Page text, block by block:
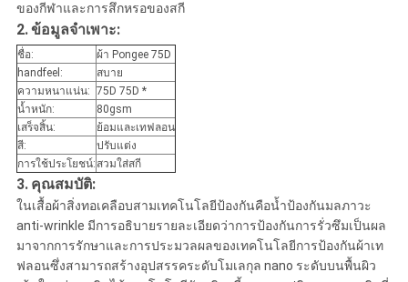
ของกีฬาและการสึกหรอของสกี
2.ข้อมูลจำเพาะ:
ชื่อ:
ผ้า Pongee 75D
handfeel:
สบาย
ความหนาแน่น: 75D 75D *
น้ำหนัก:
80gsm
เสร็จสิ้น:
ย้อมและเทฟลอน
สี:
ปรับแต่ง
การใช้ประโยชน์: สวมใส่สกี
3. คุณสมบัติ:
ในเสื้อผ้าสิ่งทอเคลือบสามเทคโนโลยีป้องกันคือน้ำป้องกันมลภาวะ
anti-wrinkle มีการอธิบายรายละเอียดว่าการป้องกันการรั่วซึมเป็นผล
มาจากการรักษาและการประมวลผลของเทคโนโลยีการป้องกันผ้าเท
ฟลอนซึ่งสามารถสร้างอุปสรรคระดับโมเลกุล nano ระดับบนพื้นผิว